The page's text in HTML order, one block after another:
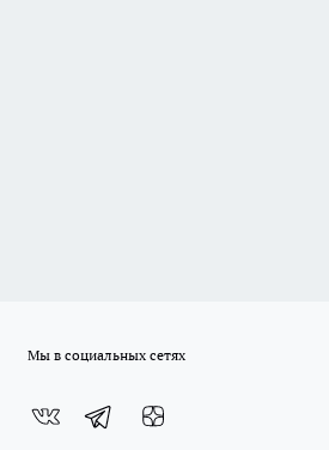
Мы в социальных сетях